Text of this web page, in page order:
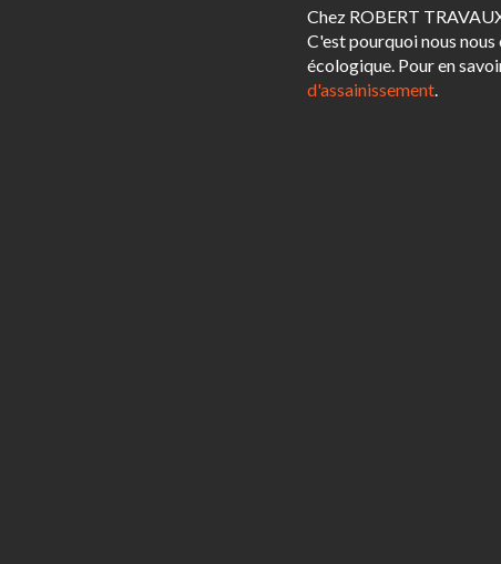
Chez ROBERT
C'est pourquoi nous
écologique. Pour en
d'assainissement.